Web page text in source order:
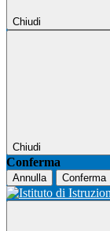
Chiudi
Chiudi
Conferma
Annulla Conferma